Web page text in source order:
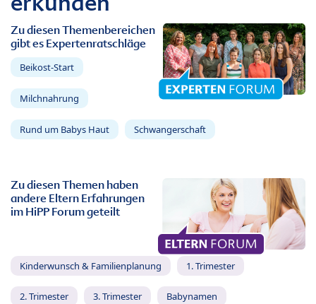
Zu diesen Themenbereichen
gibt es Expertenratschläge
Beikost-Start
Milchnahrung
Rund um Babys Haut Schwangerschaft
Zu diesen Themen haben
andere Eltern Erfahrungen
im HiPP Forum geteilt
Kinderwunsch & Familienplanung 1. Trimester
2. Trimester 3. Trimester Babynamen